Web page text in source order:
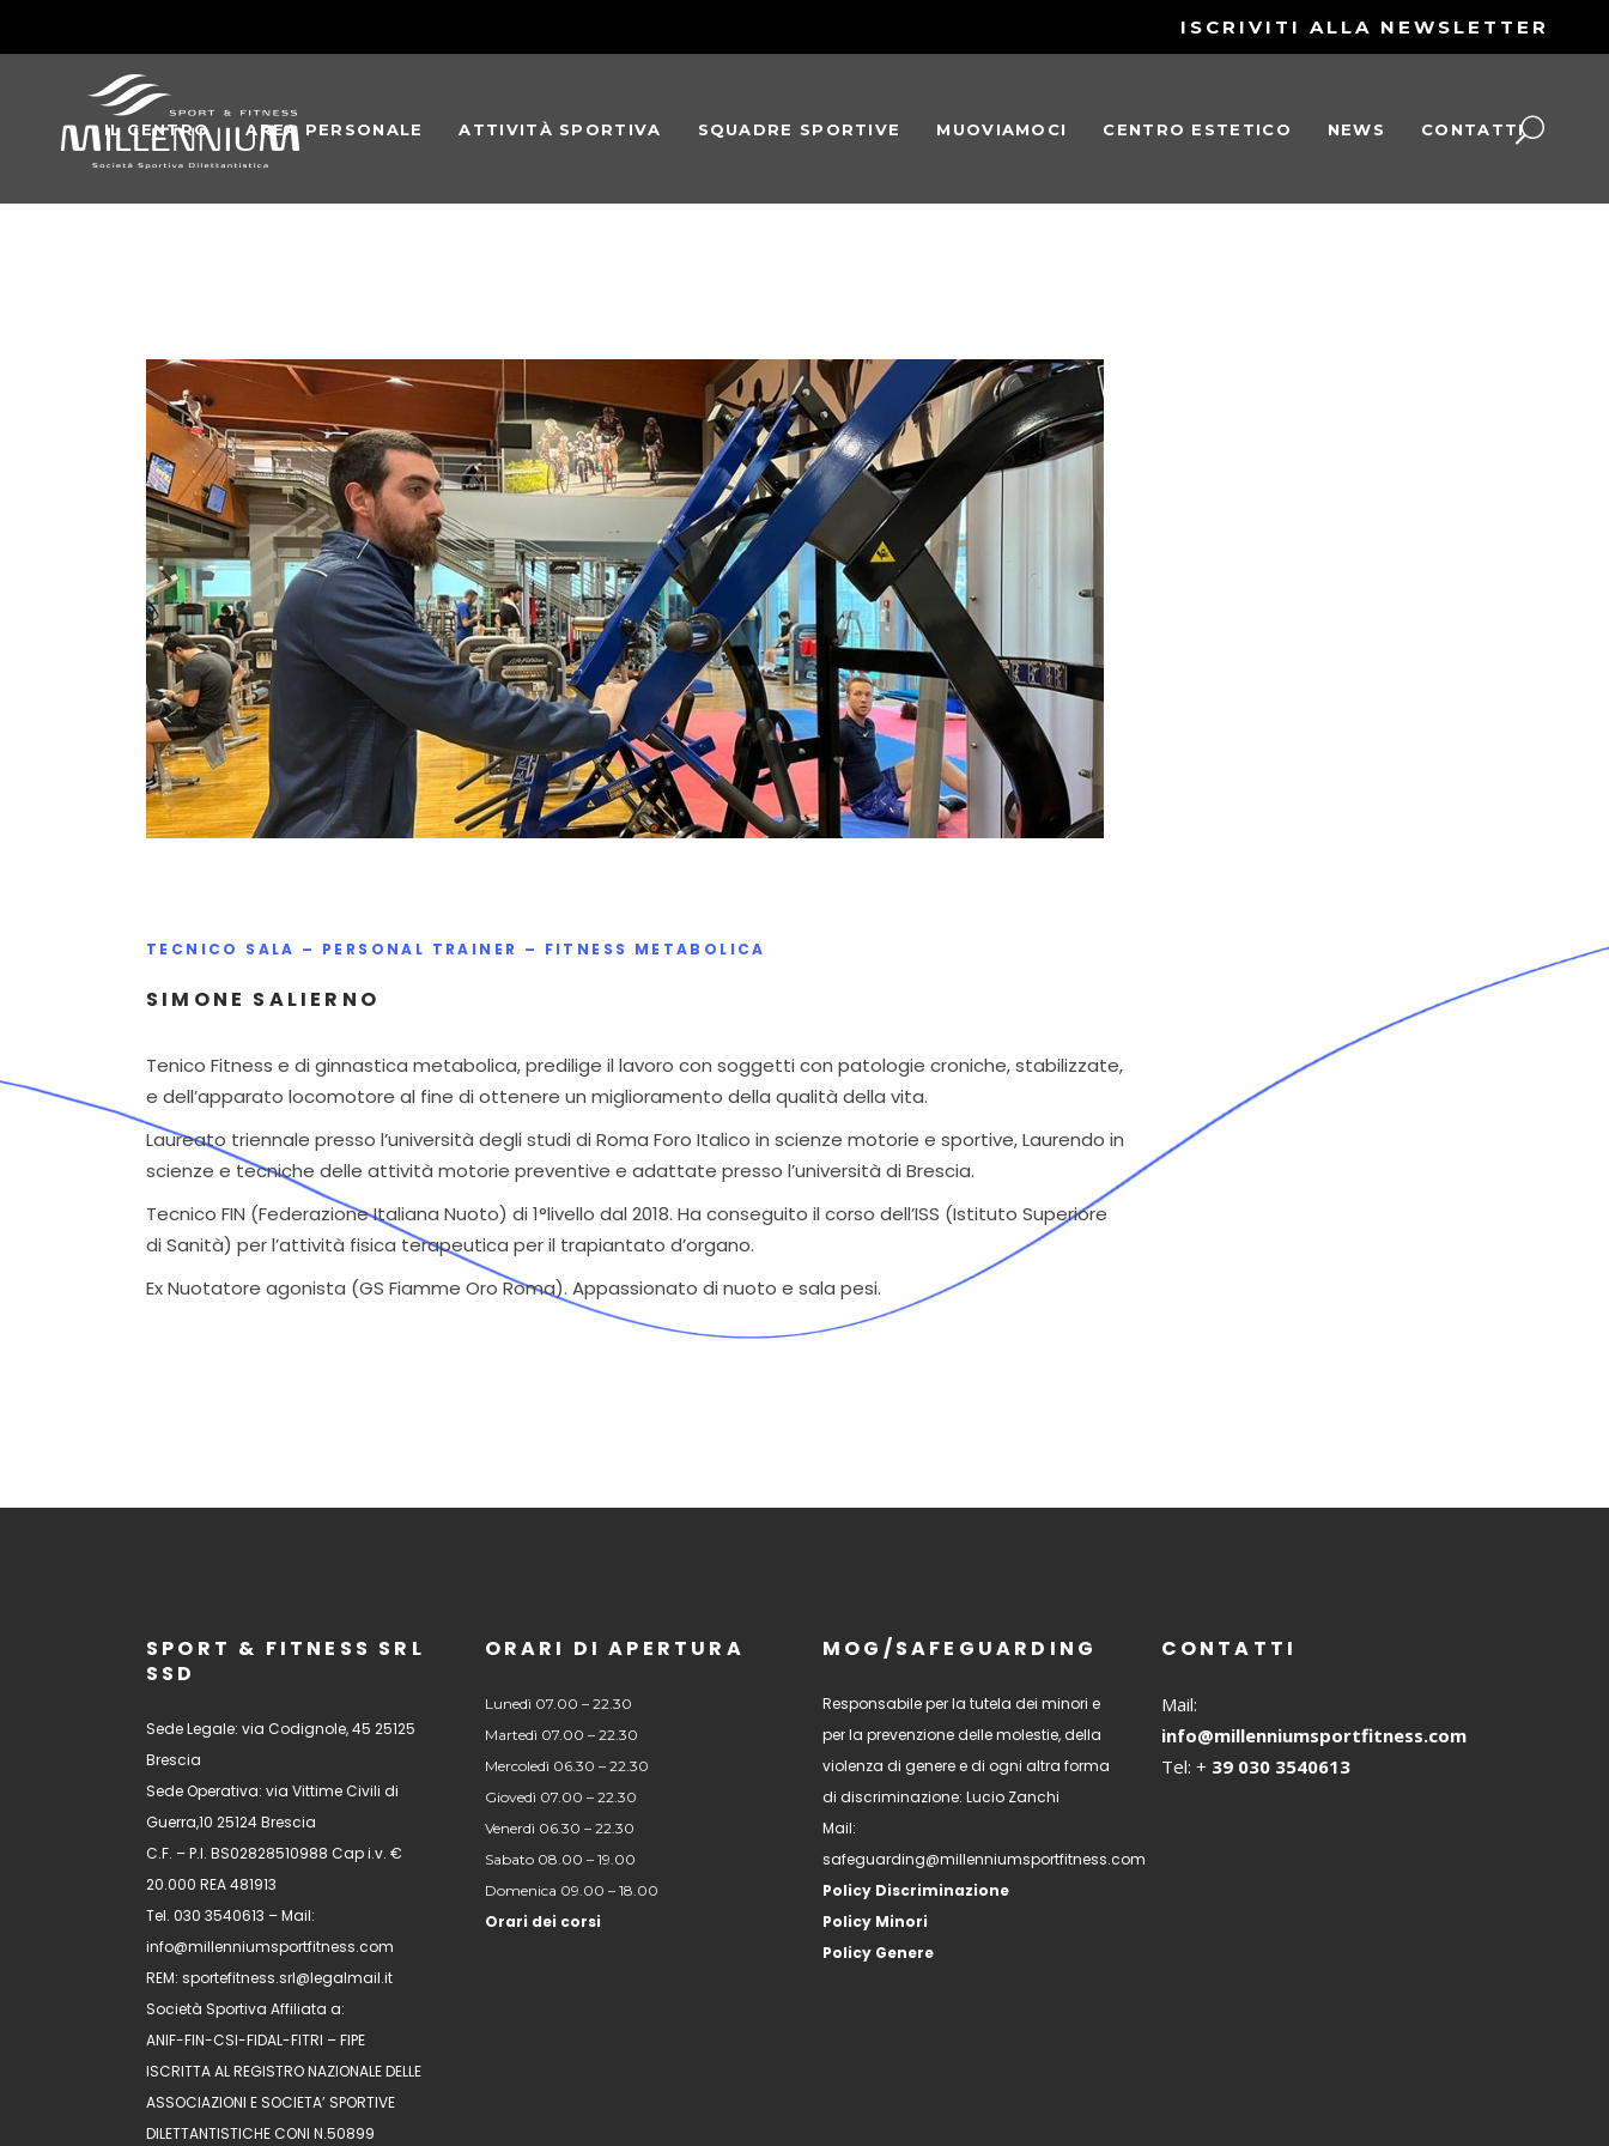
ISCRIVITI ALLA NEWSLETTER
IL CENTRO AREA PERSONALE ATTIVITÀ SPORTIVA SQUADRE SPORTIVE MUOVIAMOCI CENTRO ESTETICO NEWS CONTATTI
TECNICO SALA – PERSONAL TRAINER – FITNESS METABOLICA
SIMONE SALIERNO
Tenico Fitness e di ginnastica metabolica, predilige il lavoro con soggetti con patologie croniche, stabilizzate,
e dell’apparato locomotore al fine di ottenere un miglioramento della qualità della vita.
Laureato triennale presso l’università degli studi di Roma Foro Italico in scienze motorie e sportive, Laurendo in
scienze e tecniche delle attività motorie preventive e adattate presso l’università di Brescia.
Tecnico FIN (Federazione Italiana Nuoto) di 1°livello dal 2018. Ha conseguito il corso dell’ISS (Istituto Superiore
di Sanità) per l’attività fisica terapeutica per il trapiantato d’organo.
Ex Nuotatore agonista (GS Fiamme Oro Roma). Appassionato di nuoto e sala pesi.
SPORT & FITNESS SRL
SSD
Sede Legale: via Codignole, 45 25125
Brescia
Sede Operativa: via Vittime Civili di
Guerra,10 25124 Brescia
C.F. – P.I. BS02828510988 Cap i.v. €
20.000 REA 481913
Tel. 030 3540613 – Mail:
info@millenniumsportfitness.com
REM: sportefitness.srl@legalmail.it
Società Sportiva Affiliata a:
ANIF-FIN-CSI-FIDAL-FITRI – FIPE
ISCRITTA AL REGISTRO NAZIONALE DELLE
ASSOCIAZIONI E SOCIETA’ SPORTIVE
DILETTANTISTICHE CONI N.50899
ORARI DI APERTURA
Lunedì 07.00 – 22.30
Martedì 07.00 – 22.30
Mercoledì 06.30 – 22.30
Giovedì 07.00 – 22.30
Venerdì 06.30 – 22.30
Sabato 08.00 – 19.00
Domenica 09.00 – 18.00
Orari dei corsi
MOG/SAFEGUARDING
Responsabile per la tutela dei minori e
per la prevenzione delle molestie, della
violenza di genere e di ogni altra forma
di discriminazione: Lucio Zanchi
Mail:
safeguarding@millenniumsportfitness.com
Policy Discriminazione
Policy Minori
Policy Genere
CONTATTI
Mail:
info@millenniumsportfitness.com
Tel: + 39 030 3540613